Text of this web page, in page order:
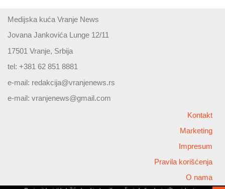
Medijska kuća Vranje News
Jovana Jankovića Lunge 12/11
17501 Vranje, Srbija
tel: +381 62 851 8881
e-mail: redakcija@vranjenews.rs
e-mail: vranjenews@gmail.com
Kontakt
Marketing
Impresum
Pravila korišćenja
O nama